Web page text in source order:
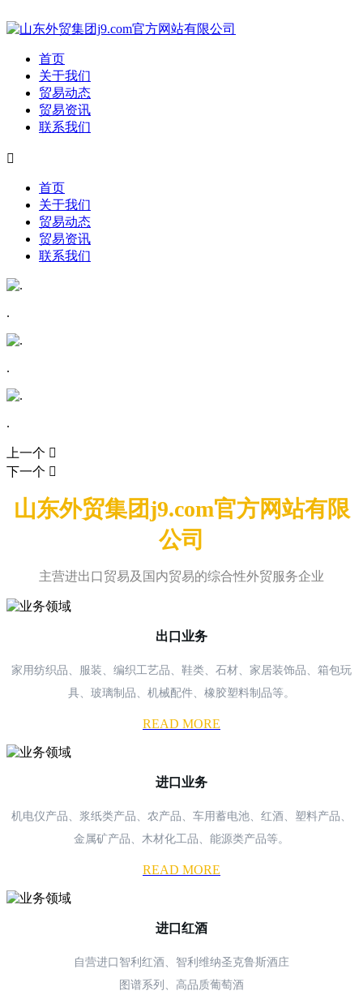
首页
关于我们
贸易动态
贸易资讯
联系我们

首页
关于我们
贸易动态
贸易资讯
联系我们
.
.
.
上一个 
下一个 
山东外贸集团j9.com官方网站有限
公司
主营进出口贸易及国内贸易的综合性外贸服务企业
出口业务
家用纺织品、服装、编织工艺品、鞋类、石材、家居装饰品、箱包玩
具、玻璃制品、机械配件、橡胶塑料制品等。
READ MORE
进口业务
机电仪产品、浆纸类产品、农产品、车用蓄电池、红酒、塑料产品、
金属矿产品、木材化工品、能源类产品等。
READ MORE
进口红酒
自营进口智利红酒、智利维纳圣克鲁斯酒庄
图谱系列、高品质葡萄酒